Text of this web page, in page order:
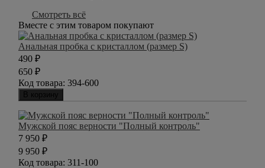
Смотреть всё
Вместе с этим товаром покупают
Анальная пробка с кристаллом (размер S)
490 ₽
650 ₽
Код товара: 394-600
В корзину
Мужской пояс верности "Полный контроль"
7 950 ₽
9 950 ₽
Код товара: 311-100